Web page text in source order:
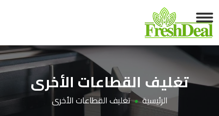
تغليف القطاعات الأخرى
الرئيسية تغليف القطاعات الأخرى